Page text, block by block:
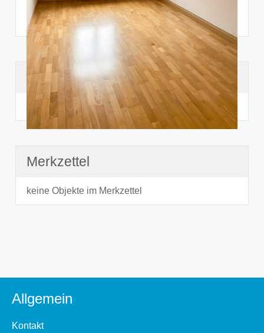
Suchhistorie
noch nichts angesehen
Merkzettel
keine Objekte im Merkzettel
Allgemein
Kontakt